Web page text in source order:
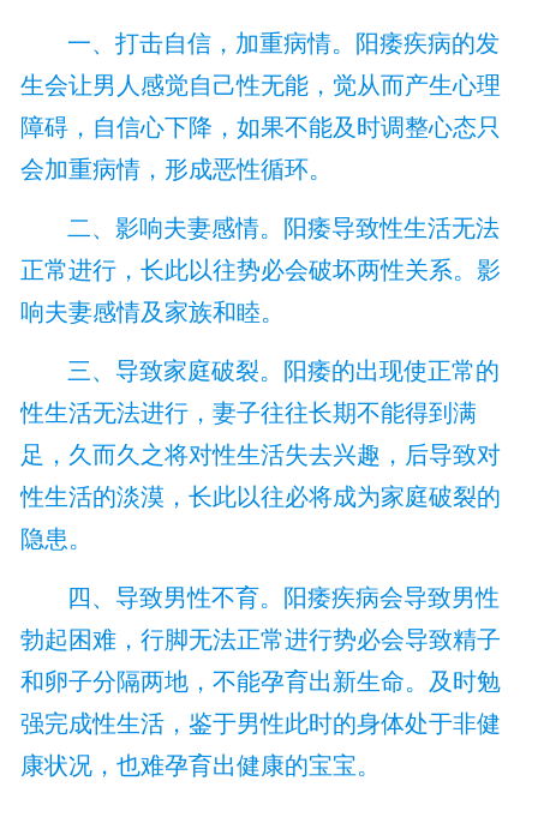
一、打击自信，加重病情。阳痿疾病的发
生会让男人感觉自己性无能，觉从而产生心理
障碍，自信心下降，如果不能及时调整心态只
会加重病情，形成恶性循环。
二、影响夫妻感情。阳痿导致性生活无法
正常进行，长此以往势必会破坏两性关系。影
响夫妻感情及家族和睦。
三、导致家庭破裂。阳痿的出现使正常的
性生活无法进行，妻子往往长期不能得到满
足，久而久之将对性生活失去兴趣，后导致对
性生活的淡漠，长此以往必将成为家庭破裂的
隐患。
四、导致男性不育。阳痿疾病会导致男性
勃起困难，行脚无法正常进行势必会导致精子
和卵子分隔两地，不能孕育出新生命。及时勉
强完成性生活，鉴于男性此时的身体处于非健
康状况，也难孕育出健康的宝宝。